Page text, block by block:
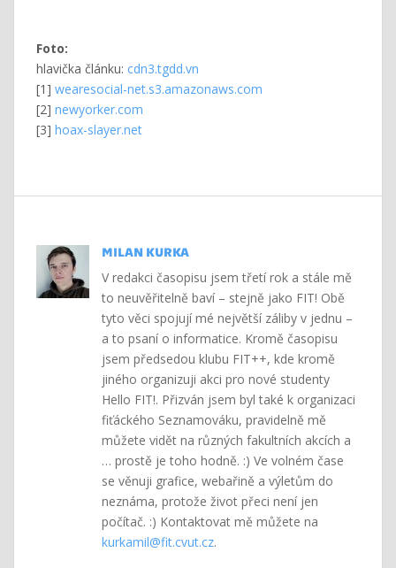
Foto:
hlavička článku: cdn3.tgdd.vn
[1] wearesocial-net.s3.amazonaws.com
[2] newyorker.com
[3] hoax-slayer.net
MILAN KURKA
V redakci časopisu jsem třetí rok a stále mě
to neuvěřitelně baví – stejně jako FIT! Obě
tyto věci spojují mé největší záliby v jednu –
a to psaní o informatice. Kromě časopisu
jsem předsedou klubu FIT++, kde kromě
jiného organizuji akci pro nové studenty
Hello FIT!. Přizván jsem byl také k organizaci
fiťáckého Seznamováku, pravidelně mě
můžete vidět na různých fakultních akcích a
… prostě je toho hodně. :) Ve volném čase
se věnuji grafice, webařině a výletům do
neznáma, protože život přeci není jen
počítač. :) Kontaktovat mě můžete na
kurkamil@fit.cvut.cz.